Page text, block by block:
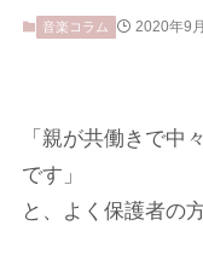
音楽コラム 2020年9
「親が共働きで中
です」
と、よく保護者の